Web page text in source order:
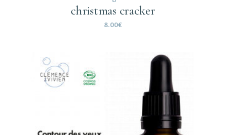
christmas cracker
8.00€